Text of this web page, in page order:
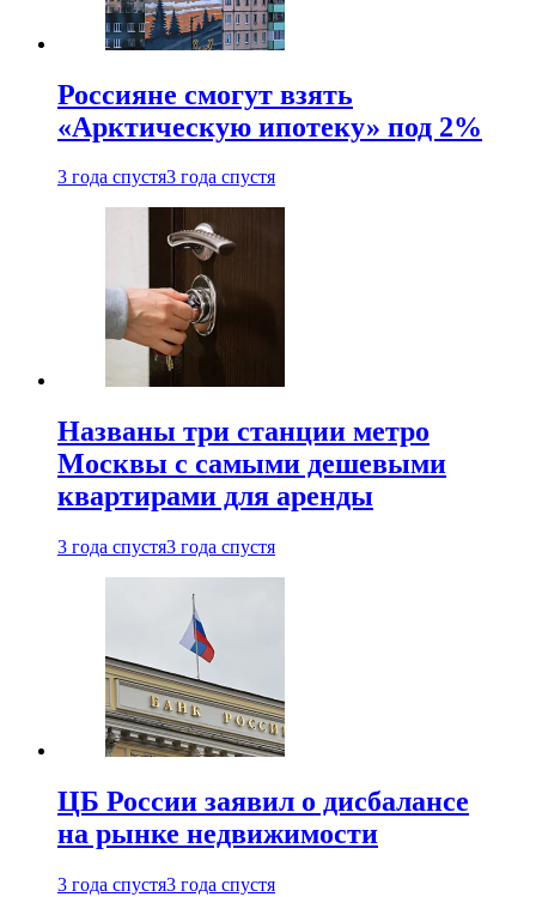
Россияне смогут взять
«Арктическую ипотеку» под 2%
3 года спустя3 года спустя
Названы три станции метро
Москвы с самыми дешевыми
квартирами для аренды
3 года спустя3 года спустя
ЦБ России заявил о дисбалансе
на рынке недвижимости
3 года спустя3 года спустя